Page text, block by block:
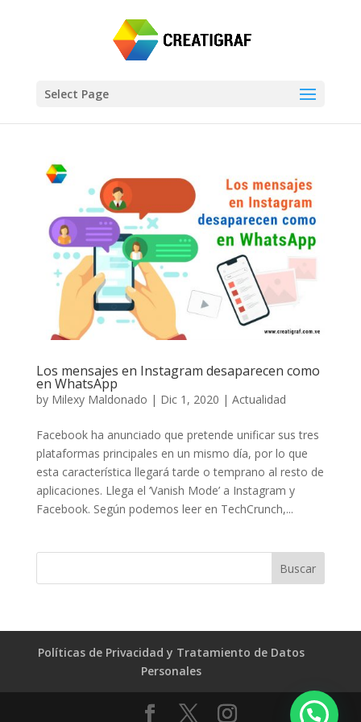
Select Page
Los mensajes en Instagram desaparecen como
en WhatsApp
by Milexy Maldonado | Dic 1, 2020 | Actualidad
Facebook ha anunciado que pretende unificar sus tres
plataformas principales en un mismo día, por lo que
esta característica llegará tarde o temprano al resto de
aplicaciones. Llega el ‘Vanish Mode’ a Instagram y
Facebook. Según podemos leer en TechCrunch,...
Políticas de Privacidad y Tratamiento de Datos
Personales